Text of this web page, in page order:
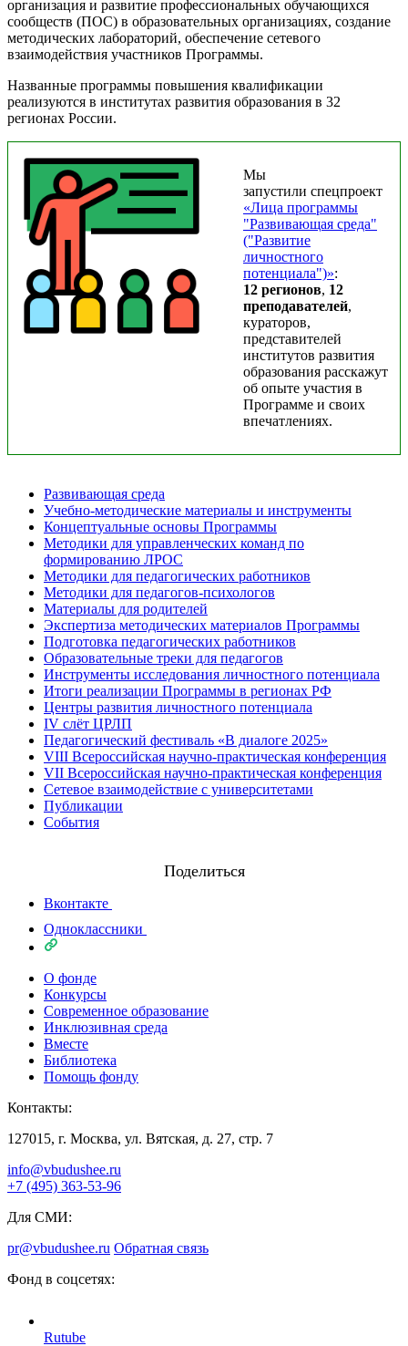
организация и развитие профессиональных обучающихся
сообществ (ПОС) в образовательных организациях, создание
методических лабораторий, обеспечение сетевого
взаимодействия участников Программы.
Названные программы повышения квалификации
реализуются в институтах развития образования в 32
регионах России.
Мы
запустили спецпроект
«Лица программы
"Развивающая среда"
("Развитие
личностного
потенциала")»:
12 регионов, 12
преподавателей,
кураторов,
представителей
институтов развития
образования расскажут
об опыте участия в
Программе и своих
впечатлениях.
Развивающая среда
Учебно-методические материалы и инструменты
Концептуальные основы Программы
Методики для управленческих команд по
формированию ЛРОС
Методики для педагогических работников
Методики для педагогов-психологов
Материалы для родителей
Экспертиза методических материалов Программы
Подготовка педагогических работников
Образовательные треки для педагогов
Инструменты исследования личностного потенциала
Итоги реализации Программы в регионах РФ
Центры развития личностного потенциала
IV слёт ЦРЛП
Педагогический фестиваль «В диалоге 2025»
VIII Всероссийская научно-практическая конференция
VII Всероссийская научно-практическая конференция
Сетевое взаимодействие с университетами
Публикации
События
Поделиться
Вконтакте
Одноклассники
О фонде
Конкурсы
Современное образование
Инклюзивная среда
Вместе
Библиотека
Помощь фонду
Контакты:
127015, г. Москва, ул. Вятская, д. 27, стр. 7
info@vbudushee.ru
+7 (495) 363-53-96
Для СМИ:
pr@vbudushee.ru Обратная связь
Фонд в соцсетях:
Rutube